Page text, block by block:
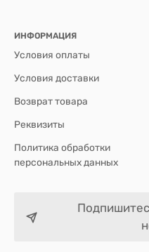
ИНФОРМАЦИЯ
Условия оплаты
Условия доставки
Возврат товара
Реквизиты
Политика обработки
персональных данных